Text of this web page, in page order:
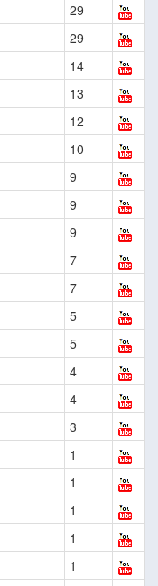
29
29
14
13
12
10
9
9
9
7
7
5
5
4
4
3
1
1
1
1
1